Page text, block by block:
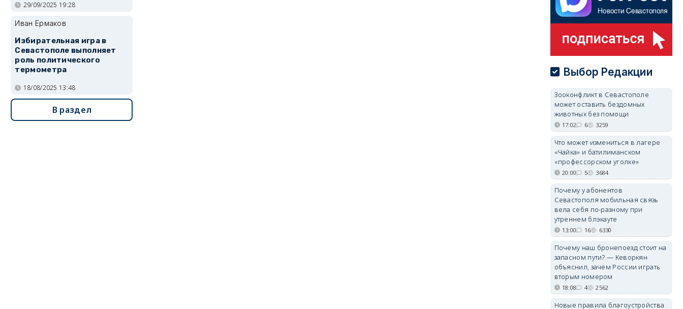
29/09/2025 19:28
Иван Ермаков
Избирательная игра в
Севастополе выполняет
роль политического
термометра
18/08/2025 13:48
В раздел
Выбор Редакции
Зооконфликт в Севастополе
может оставить бездомных
животных без помощи
17:02 6 3259
Что может измениться в лагере
«Чайка» и батилиманском
«профессорском уголке»
20:00 5 3684
Почему у абонентов
Севастополя мобильная связь
вела себя по-разному при
утреннем блэкауте
13:00 16 6330
Почему наш бронепоезд стоит на
запасном пути? — Кеворкян
объяснил, зачем России играть
вторым номером
18:08 4 2562
Новые правила благоустройства